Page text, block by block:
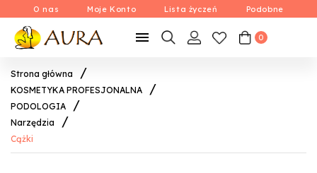
O nas Moje Konto Lista życzeń Podobne
 0
Strona główna
KOSMETYKA PROFESJONALNA
PODOLOGIA
Narzędzia
Cążki